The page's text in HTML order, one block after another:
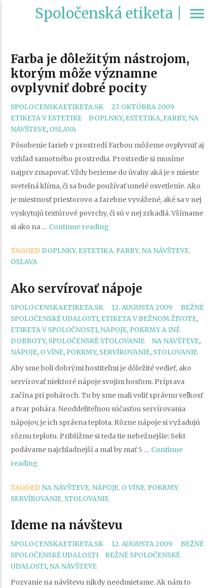
Spoločenská etiketa | menu
Farba je dôležitým nástrojom,
ktorým môže významne
ovplyvniť dobré pocity
SPOLOCENSKAETIKETA.SK 27. OKTÓBRA 2009
ETIKETA V ESTETIKE
TAGS
DOPLNKY, ESTETIKA, FARBY, NA
NÁVŠTEVE, OSLAVA
Pôsobenie farieb v prostredí Farbou môžeme ovplyvniť aj
vzhľad samotného prostredia. Prostredie si musíme
najprv zmapovať. Vždy berieme do úvahy aká je v mieste
svetelná klíma, či sa bude používať umelé osvetlenie. Ako
je miestnosť priestorovo a farebne vyvážené, aké sa v nej
vyskytujú textúrové povrchy, či sú v nej zrkadlá. Všímame
si ako na … Continue reading
dôležitým
ktorým
môže
významne
ovplyvniť
dobré
pocity“
TAGGED DOPLNKY, ESTETIKA, FARBY, NA NÁVŠTEVE,
OSLAVA
Ako servírovať nápoje
SPOLOCENSKAETIKETA.SK 12. AUGUSTA 2009
BEŽNÉ
SPOLOČENSKÉ UDALOSTI, ETIKETA V BEŽNOM ŽIVOTE,
ETIKETA V SPOLOČNOSTI, NÁPOJE, POKRMY A INÉ
DOBROTY, SPOLOČENSKÉ STOLOVANIE TAGS
NA NÁVŠTEVE,
NÁPOJE, O VÍNE, POKRMY, SERVÍROVANIE, STOLOVANIE
Aby sme boli dobrými hostiteľmi je dôležité vedieť, ako
servírovať niektoré nápoje svojim hosťom. Príprava
začína pri pohároch. Tu by sme mali voliť správnu veľkosť
a tvar pohára. Neoddeliteľnou súčasťou servírovania
nápojov, je ich správna teplota. Rôzne nápoje si vyžadujú
rôznu teplotu. Priblížme si teda tie nebežnejšie: Sekt
podávame najchladnejší a mal by mať 5 … Continue
reading
nápoje“
TAGGED NA NÁVŠTEVE, NÁPOJE, O VÍNE, POKRMY,
SERVÍROVANIE, STOLOVANIE
Ideme na návštevu
SPOLOCENSKAETIKETA.SK 12. AUGUSTA 2009
BEŽNÉ
SPOLOČENSKÉ UDALOSTI
TAGS
BEŽNÉ SPOLOČENSKÉ
UDALOSTI, NA NÁVŠTEVE
Pozvanie na návštevu nikdy neodmietame. Ak nám to